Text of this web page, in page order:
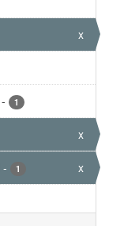
x
- 1
x
- 1
x